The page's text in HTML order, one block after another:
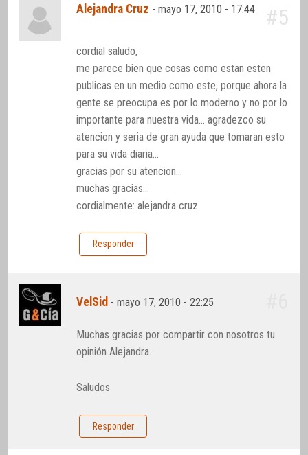
Alejandra Cruz -mayo 17, 2010 - 17:44 #5
cordial saludo,
me parece bien que cosas como estan esten
publicas en un medio como este, porque ahora la
gente se preocupa es por lo moderno y no por lo
importante para nuestra vida… agradezco su
atencion y seria de gran ayuda que tomaran esto
para su vida diaria…
gracias por su atencion…
muchas gracias…
cordialmente: alejandra cruz
Responder
VelSid -mayo 17, 2010 - 22:25
Muchas gracias por compartir con nosotros tu
opinión Alejandra.
Saludos
Responder